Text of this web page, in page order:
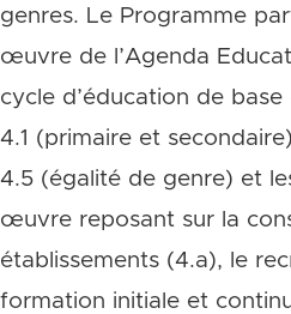
genres. Le Programme
œuvre de l’Agenda
cycle d’éducation de
4.1 (primaire et
4.5 (égalité de genre) et
œuvre reposant sur la
établissements (4.a), le
formation initiale et